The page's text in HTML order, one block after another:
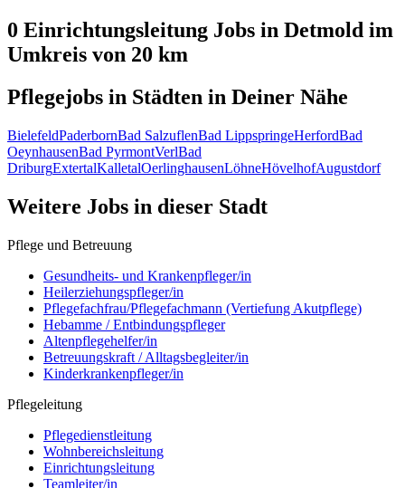
0 Einrichtungsleitung Jobs in Detmold im
Umkreis von 20 km
Pflegejobs in Städten in Deiner Nähe
BielefeldPaderbornBad SalzuflenBad LippspringeHerfordBad
OeynhausenBad PyrmontVerlBad
DriburgExtertalKalletalOerlinghausenLöhneHövelhofAugustdorf
Weitere Jobs in dieser Stadt
Pflege und Betreuung
Gesundheits- und Krankenpfleger/in
Heilerziehungspfleger/in
Pflegefachfrau/Pflegefachmann (Vertiefung Akutpflege)
Hebamme / Entbindungspfleger
Altenpflegehelfer/in
Betreuungskraft / Alltagsbegleiter/in
Kinderkrankenpfleger/in
Pflegeleitung
Pflegedienstleitung
Wohnbereichsleitung
Einrichtungsleitung
Teamleiter/in